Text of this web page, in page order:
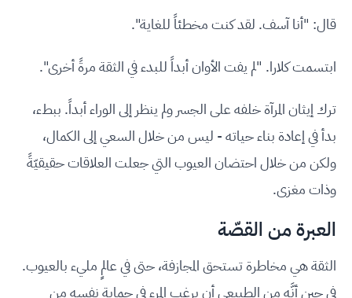
قال: "أنا آسف. لقد كنت مخطئاً للغاية".
ابتسمت كلارا. "لم يفت الأوان أبداً للبدء في الثقة مرةً أخرى".
ترك إيثان المرآة خلفه على الجسر ولم ينظر إلى الوراء أبداً. ببطء،
بدأ في إعادة بناء حياته - ليس من خلال السعي إلى الكمال،
ولكن من خلال احتضان العيوب التي جعلت العلاقات حقيقيّةً
وذات مغزى.
العبرة من القصّة
الثقة هي مخاطرة تستحق المجازفة، حتى في عالمٍ مليء بالعيوب.
في حين أنَّه من الطبيعي أن يرغب المرء في حماية نفسه من